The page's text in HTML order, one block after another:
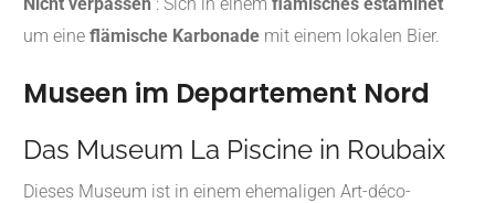
um eine flämische Karbonade mit einem lokalen Bier.
Museen im Departement Nord
Das Museum La Piscine in Roubaix
Dieses Museum ist in einem ehemaligen Art-déco-